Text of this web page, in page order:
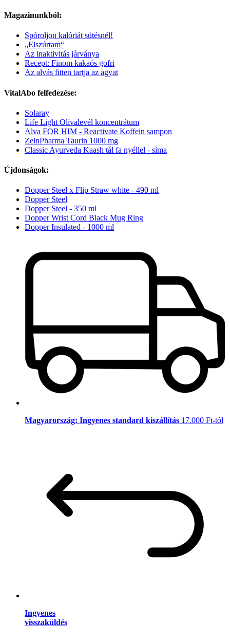
Magazinunkból:
Spóroljon kalóriát sütésnél!
„Elszúrtam“
Az inaktivitás járványa
Recept: Finom kakaós gofri
Az alvás fitten tartja az agyat
VitalAbo felfedezése:
Solaray
Life Light Olívalevél koncentrátum
Alva FOR HIM - Reactivate Koffein sampon
ZeinPharma Taurin 1000 mg
Classic Ayurveda Kaash tál fa nyéllel - sima
Újdonságok:
Dopper Steel x Flip Straw white - 490 ml
Dopper Steel
Dopper Steel - 350 ml
Dopper Wrist Cord Black Mug Ring
Dopper Insulated - 1000 ml
Magyarország: Ingyenes standard kiszállítás 17.000 Ft-tól
Ingyenes
visszaküldés